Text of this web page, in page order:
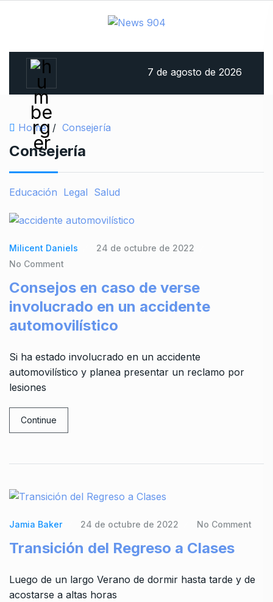
7 de agosto de 2026
Home / Consejería
Consejería
Educación Legal Salud
Milicent Daniels
24 de octubre de 2022
No Comment
Consejos en caso de verse
involucrado en un accidente
automovilístico
Si ha estado involucrado en un accidente
automovilístico y planea presentar un reclamo por
lesiones
Continue
Jamia Baker 24 de octubre de 2022 No Comment
Transición del Regreso a Clases
Luego de un largo Verano de dormir hasta tarde y de
acostarse a altas horas